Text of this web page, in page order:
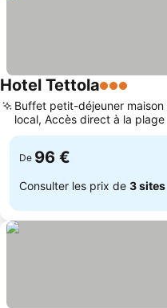
Hotel Tettola3 Étoiles
Buffet petit-déjeuner maison
local, Accès direct à la plage
De 96 €
Consulter les prix de 3 sites